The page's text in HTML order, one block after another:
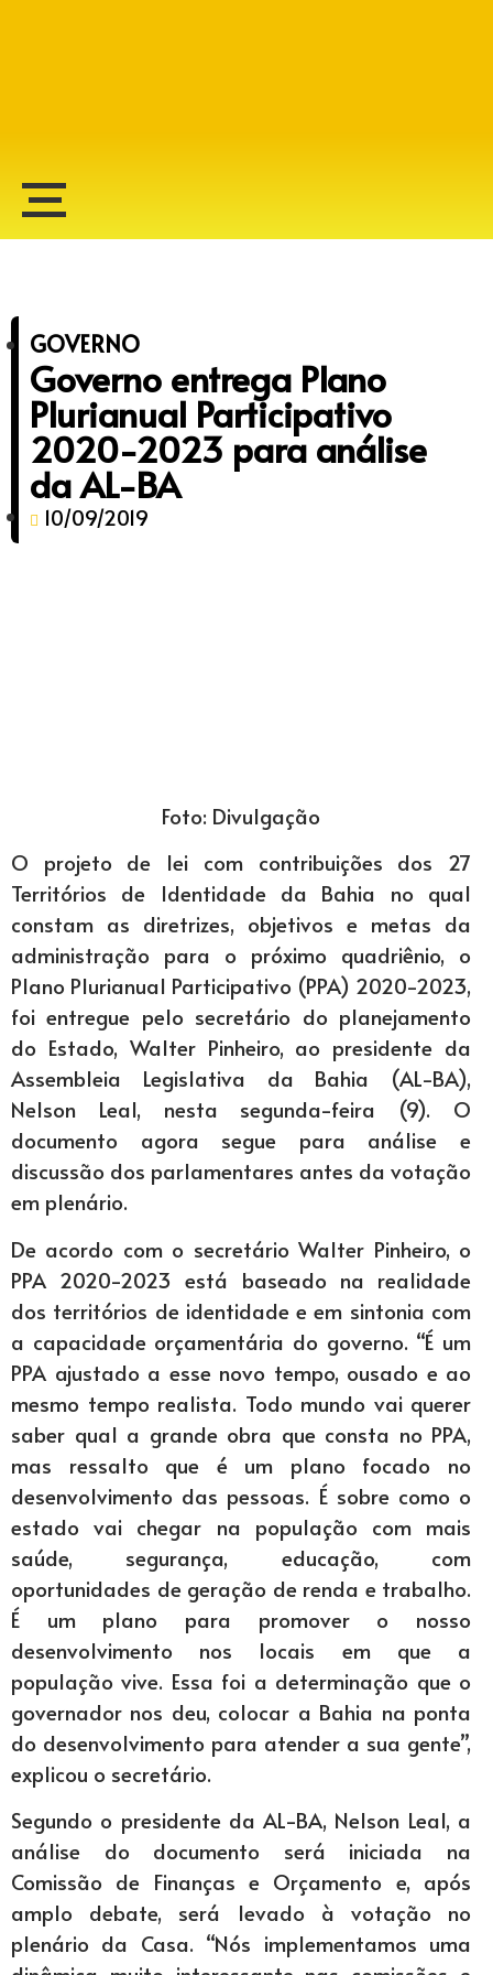
GOVERNO
Governo entrega Plano
Plurianual Participativo
2020-2023 para análise
da AL-BA
10/09/2019
Foto: Divulgação
O projeto de lei com contribuições dos 27
Territórios de Identidade da Bahia no qual
constam as diretrizes, objetivos e metas da
administração para o próximo quadriênio, o
Plano Plurianual Participativo (PPA) 2020-2023,
foi entregue pelo secretário do planejamento
do Estado, Walter Pinheiro, ao presidente da
Assembleia Legislativa da Bahia (AL-BA),
Nelson Leal, nesta segunda-feira (9). O
documento agora segue para análise e
discussão dos parlamentares antes da votação
em plenário.
De acordo com o secretário Walter Pinheiro, o
PPA 2020-2023 está baseado na realidade
dos territórios de identidade e em sintonia com
a capacidade orçamentária do governo. “É um
PPA ajustado a esse novo tempo, ousado e ao
mesmo tempo realista. Todo mundo vai querer
saber qual a grande obra que consta no PPA,
mas ressalto que é um plano focado no
desenvolvimento das pessoas. É sobre como o
estado vai chegar na população com mais
saúde, segurança, educação, com
oportunidades de geração de renda e trabalho.
É um plano para promover o nosso
desenvolvimento nos locais em que a
população vive. Essa foi a determinação que o
governador nos deu, colocar a Bahia na ponta
do desenvolvimento para atender a sua gente”,
explicou o secretário.
Segundo o presidente da AL-BA, Nelson Leal, a
análise do documento será iniciada na
Comissão de Finanças e Orçamento e, após
amplo debate, será levado à votação no
plenário da Casa. “Nós implementamos uma